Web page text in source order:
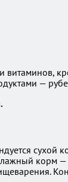
витаминов,
—
сухой
корм